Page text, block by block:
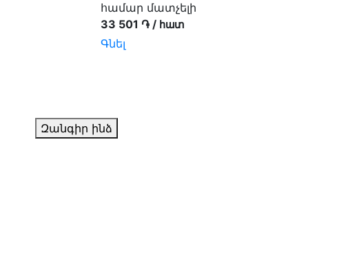
համար մատչելի
33 501 ֏ / հատ
Գնել
Զանգիր ինձ